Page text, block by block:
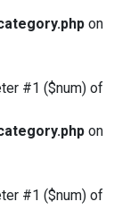
on
#1 ($num) of
on
#1 ($num) of